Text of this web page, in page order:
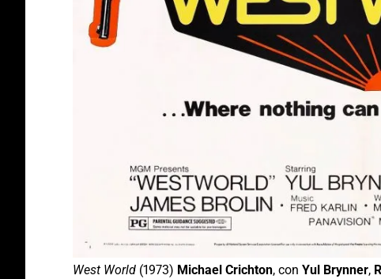
West World (1973) Michael Crichton, con Yul Brynner,